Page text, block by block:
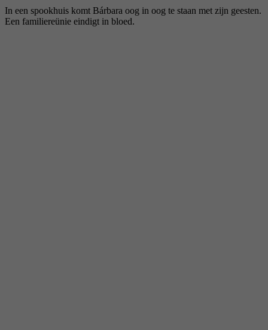
In een spookhuis komt Bárbara oog in oog te staan ​​met zijn geesten.
Een familiereünie eindigt in bloed.